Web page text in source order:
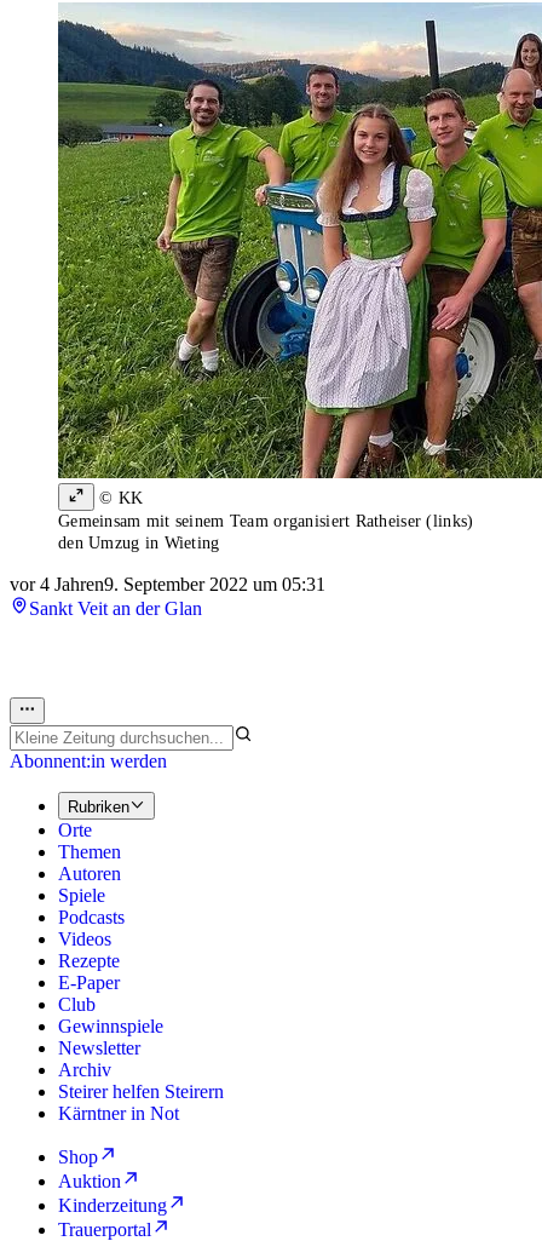
© KK
Gemeinsam mit seinem Team organisiert Ratheiser (links)
den Umzug in Wieting
vor 4 Jahren9. September 2022 um 05:31
Sankt Veit an der Glan
Abonnent:in werden
Rubriken
Orte
Themen
Autoren
Spiele
Podcasts
Videos
Rezepte
E-Paper
Club
Gewinnspiele
Newsletter
Archiv
Steirer helfen Steirern
Kärntner in Not
Shop
Auktion
Kinderzeitung
Trauerportal